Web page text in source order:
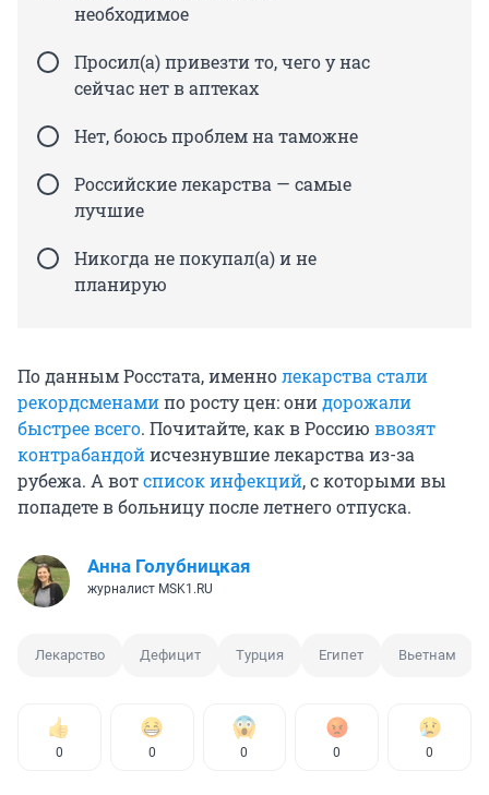
необходимое
Просил(а) привезти то, чего у нас
сейчас нет в аптеках
Нет, боюсь проблем на таможне
Российские лекарства — самые
лучшие
Никогда не покупал(а) и не
планирую
По данным Росстата, именнолекарства стали
рекордсменамипо росту цен: онидорожали
быстрее всего. Почитайте, как в Россию ввозят
контрабандойисчезнувшие лекарства из-за
рубежа. А вотсписок инфекций, с которыми вы
попадете в больницу после летнего отпуска.
Анна Голубницкая
журналист MSK1.RU
Лекарство Дефицит Турция Египет Вьетнам
0 0 0 0 0